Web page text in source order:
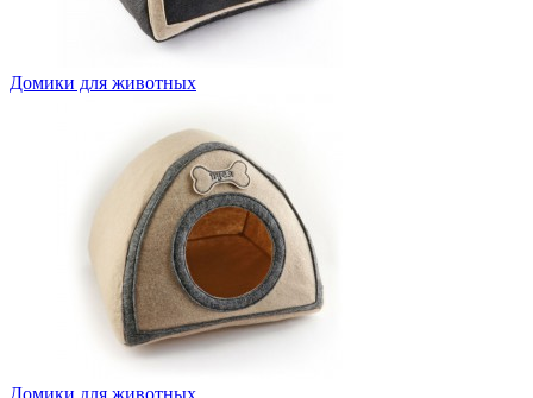
Домики для животных
Домики для животных